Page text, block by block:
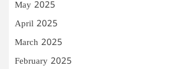
May 2025
April 2025
March 2025
February 2025